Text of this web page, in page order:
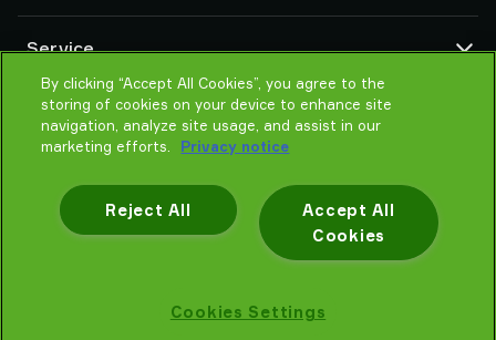
System- und Lösungszubehör
Vakuumförderer für Pulver und Schüttgut
Allgemeine Verkaufsbedingungen
Datenschutzrichtlinie
Globale Organisation
Verhaltenskodex
Neuheiten
Karrieren
Service
Kontakt
Partner Netzwerk
Auswahlhilfe
By clicking “Accept All Cookies”, you agree to the
storing of cookies on your device to enhance site
navigation, analyze site usage, and assist in our
marketing efforts.
Privacy notice
Accept All
Cookies
Reject All
Cookies Settings